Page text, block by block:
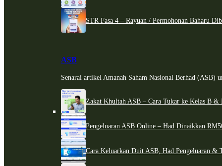
STR Fasa 4 – Rayuan / Permohonan Baharu
ASB
Senarai artikel Amanah Saham Nasional Berhad (ASB)
Zakat Khultah ASB – Cara Tukar ke Kelas B &
Pengeluaran ASB Online – Had Dinaikkan
Cara Keluarkan Duit ASB, Had Pengeluaran &